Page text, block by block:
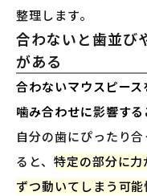
整理します。
合わないと歯並び
がある
合わないマウスピー
噛み合わせに影響す
自分の歯にぴったり
ると、 特定の部分に
ずつ動いてしまう可能